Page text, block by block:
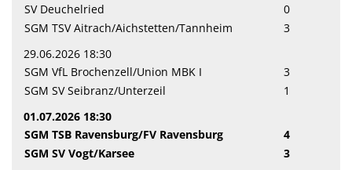
SV Deuchelried
0
SGM TSV Aitrach/Aichstetten/Tannheim
3
29.06.2026 18:30
SGM VfL Brochenzell/Union MBK I
3
SGM SV Seibranz/Unterzeil
1
01.07.2026 18:30
SGM TSB Ravensburg/FV Ravensburg
4
SGM SV Vogt/Karsee
3